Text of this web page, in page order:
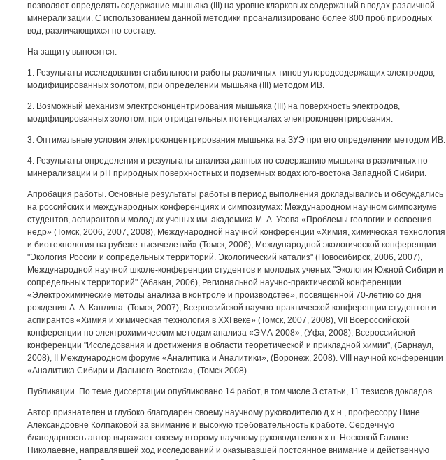
позволяет определять содержание мышьяка (III) на уровне кларковых содержаний в водах различной
минерализации. С использованием данной методики проанализировано более 800 проб природных
вод, различающихся по составу.
На защиту выносятся:
1. Результаты исследования стабильности работы различных типов углеродсодержащих электродов,
модифицированных золотом, при определении мышьяка (III) методом ИВ.
2. Возможный механизм электроконцентрирования мышьяка (III) на поверхность электродов,
модифицированных золотом, при отрицательных потенциалах электроконцентрирования.
3. Оптимальные условия электроконцентрирования мышьяка на ЗУЭ при его определении методом ИВ.
4. Результаты определения и результаты анализа данных по содержанию мышьяка в различных по
минерализации и pH природных поверхностных и подземных водах юго-востока Западной Сибири.
Апробация работы. Основные результаты работы в период выполнения докладывались и обсуждались
на российских и международных конференциях и симпозиумах: Международном научном симпозиуме
студентов, аспирантов и молодых ученых им. академика М. А. Усова «Проблемы геологии и освоения
недр» (Томск, 2006, 2007, 2008), Международной научной конференции «Химия, химическая технология
и биотехнология на рубеже тысячелетий» (Томск, 2006), Международной экологической конференции
"Экология России и сопредельных территорий. Экологический катализ" (Новосибирск, 2006, 2007),
Международной научной школе-конференции студентов и молодых ученых "Экология Южной Сибири и
сопредельных территорий" (Абакан, 2006), Региональной научно-практической конференции
«Электрохимические методы анализа в контроле и производстве», посвященной 70-летию со дня
рождения А. А. Каплина. (Томск, 2007), Всероссийской научно-практической конференции студентов и
аспирантов «Химия и химическая технология в XXI веке» (Томск, 2007, 2008), VII Всероссийской
конференции по электрохимическим методам анализа «ЭМА-2008», (Уфа, 2008), Всероссийской
конференции "Исследования и достижения в области теоретической и прикладной химии", (Барнаул,
2008), II Международном форуме «Аналитика и Аналитики», (Воронеж, 2008). VIII научной конференции
«Аналитика Сибири и Дальнего Востока», (Томск 2008).
Публикации. По теме диссертации опубликовано 14 работ, в том числе 3 статьи, 11 тезисов докладов.
Автор признателен и глубоко благодарен своему научному руководителю д.х.н., профессору Нине
Александровне Колпаковой за внимание и высокую требовательность к работе. Сердечную
благодарность автор выражает своему второму научному руководителю к.х.н. Носковой Галине
Николаевне, направлявшей ход исследований и оказывавшей постоянное внимание и действенную